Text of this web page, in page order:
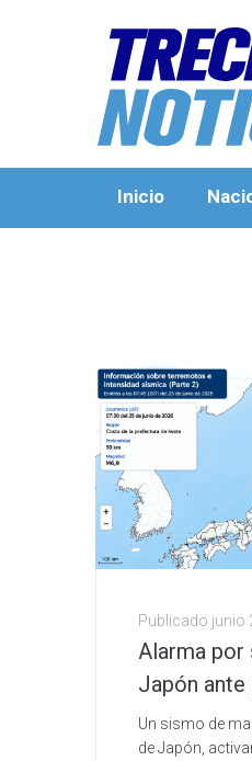
Inicio
Publicado junio
Alarma por
Japón
Un sismo de
de Japón,